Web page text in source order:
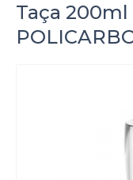
Taça 200ml